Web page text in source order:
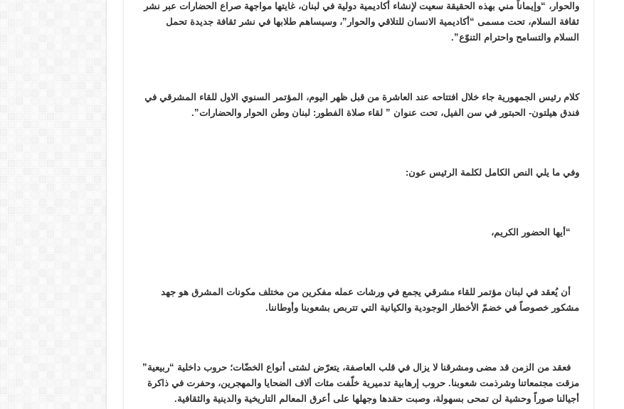
والحوار، “وإيماناً مني بهذه الحقيقة سعيت لإنشاء أكاديمية دولية في لبنان، غايتها مواجهة صراع الحضارات عبر نشر
ثقافة السلام، تحت مسمى “أكاديمية الانسان للتلاقي والحوار”، وسيساهم طلابها في نشر ثقافة جديدة تحمل
السلام والتسامح واحترام التنوّع”.
كلام رئيس الجمهورية جاء خلال افتتاحه عند العاشرة من قبل ظهر اليوم، المؤتمر السنوي الاول للقاء المشرقي في
فندق هيلتون- الحبتور في سن الفيل، تحت عنوان ” لقاء صلاة الفطور: لبنان وطن الحوار والحضارات”.
وفي ما يلي النص الكامل لكلمة الرئيس عون:
“أيها الحضور الكريم،
أن يُعقد في لبنان مؤتمر للقاء مشرقي يجمع في ورشات عمله مفكرين من مختلف مكونات المشرق هو جهد
مشكور خصوصاً في خضمّ الأخطار الوجودية والكيانية التي تتربص بشعوبنا وأوطاننا.
فعقد من الزمن قد مضى ومشرقنا لا يزال في قلب العاصفة، يتعرّض لشتى أنواع الخضّات؛ حروب داخلية “ربيعية”
مزقت مجتمعاتنا وشرذمت شعوبنا. حروب إرهابية تدميرية خلّفت مئات ألاف الضحايا والمهجرين، وحفرت في ذاكرة
أجيالنا صوراً وحشية لن تمحى بسهولة، وصبت حقدها وجهلها على أعرق المعالم التاريخية والدينية والثقافية.